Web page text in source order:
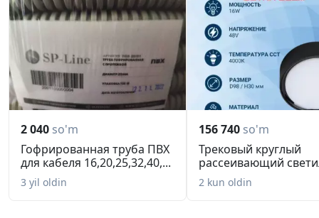
2 040 so'm
Гофрированная труба ПВХ
для кабеля 16,20,25,32,40,...
3 yil oldin
156 740 so'm
Трековый круглый
рассеивающий
11 SERIES...
2 kun oldin